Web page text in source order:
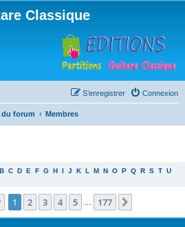
Classique
Connexion
S’enregistrer
du forum Membres
B C D E F G H I J K L M N O P Q R S T U
Page 1sur177
1 2 3 4 5 177